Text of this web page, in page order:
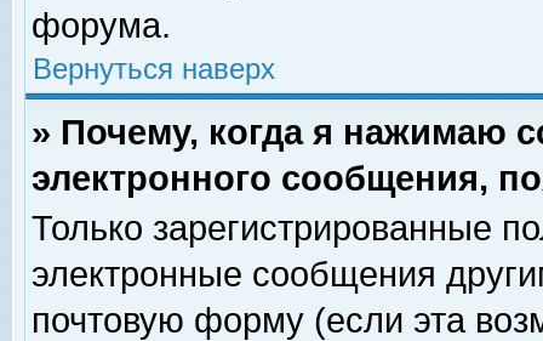
форума.
Вернуться наверх
» Почему, когда я нажимаю
электронного сообщения,
Только зарегистрированные
электронные сообщения
почтовую форму (если эта